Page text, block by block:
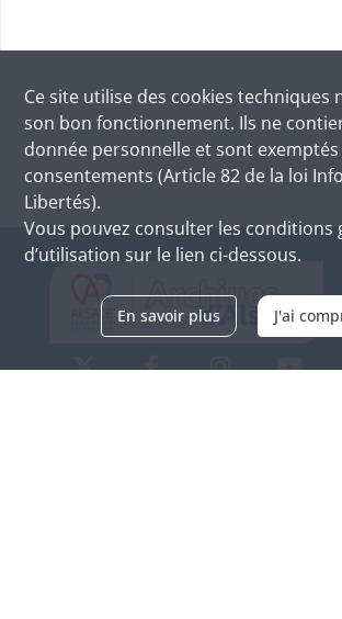
Ce site utilise des cookies techniques
son bon fonctionnement. Ils ne
donnée personnelle et sont
consentements (Article 82 de la loi
Libertés).
Vous pouvez consulter les conditions
d’utilisation sur le lien ci-dessous.
En savoir plus J'ai